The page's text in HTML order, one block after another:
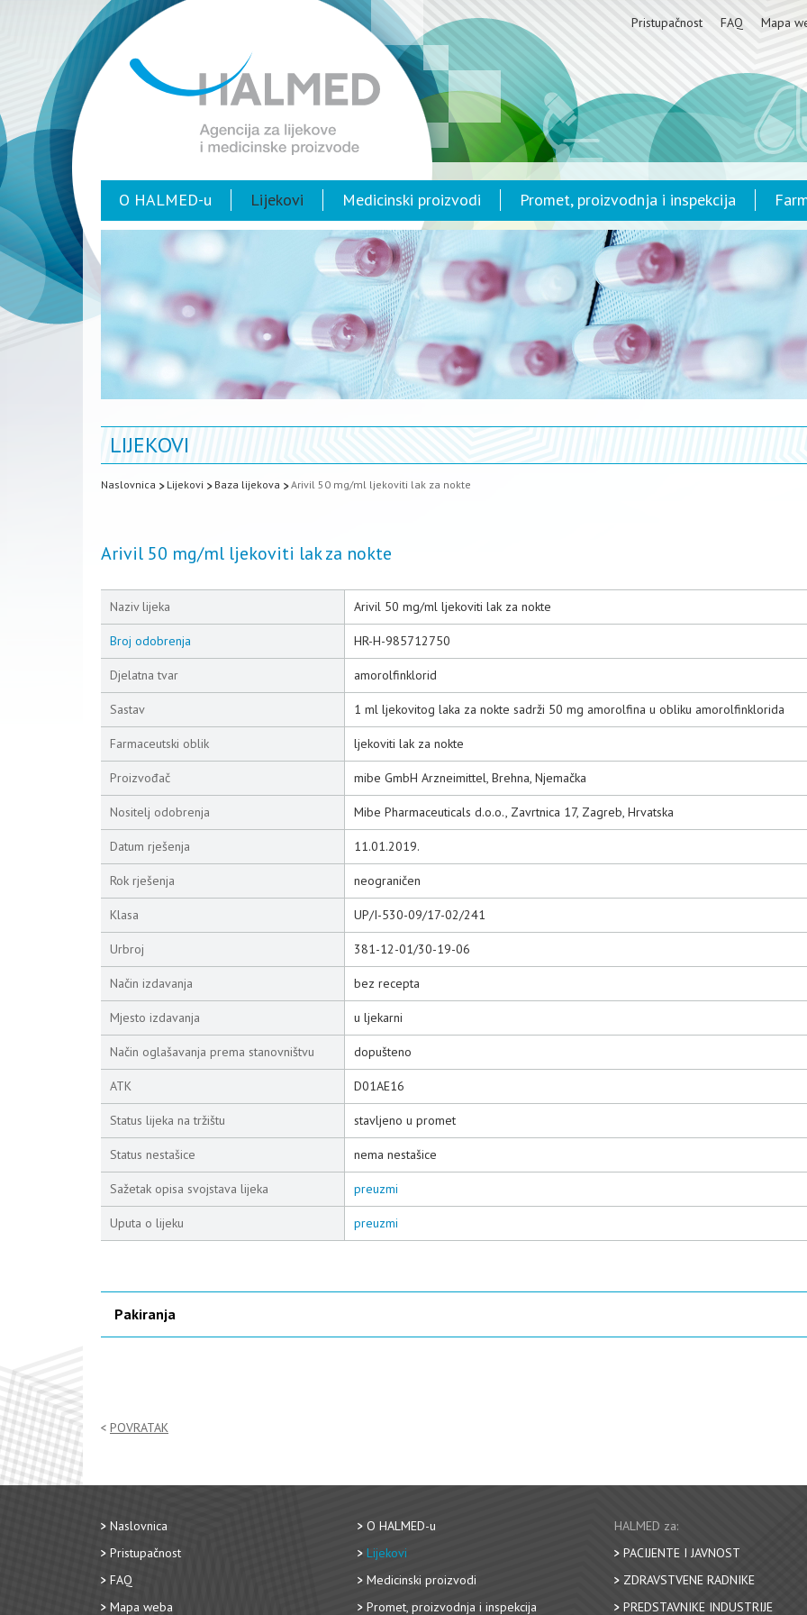
Pristupačnost FAQ Mapa
O HALMED-u Lijekovi Medicinski proizvodi Promet, proizvodnja i inspekcija
LIJEKOVI
Naslovnica Lijekovi Baza lijekova Arivil 50 mg/ml ljekoviti lak za nokte
Arivil 50 mg/ml ljekoviti lak za nokte
Naziv lijeka Arivil 50 mg/ml ljekoviti lak za nokte
Broj odobrenja HR-H-985712750
Djelatna tvar amorolfinklorid
Sastav 1 ml ljekovitog laka za nokte sadrži 50 mg amorolfina u obliku amorolfinklorida
Farmaceutski oblik ljekoviti lak za nokte
Proizvođač mibe GmbH Arzneimittel, Brehna, Njemačka
Nositelj odobrenja Mibe Pharmaceuticals d.o.o., Zavrtnica 17, Zagreb, Hrvatska
Datum rješenja 11.01.2019.
Rok rješenja neograničen
Klasa UP/I-530-09/17-02/241
Urbroj 381-12-01/30-19-06
Način izdavanja bez recepta
Mjesto izdavanja u ljekarni
Način oglašavanja prema stanovništvu dopušteno
ATK D01AE16
Status lijeka na tržištu stavljeno u promet
Status nestašice nema nestašice
Sažetak opisa svojstava lijeka preuzmi
Uputa o lijeku preuzmi
Pakiranja
POVRATAK
Naslovnica
Pristupačnost
FAQ
Mapa weba
O HALMED-u
Lijekovi
Medicinski proizvodi
Promet, proizvodnja i inspekcija
HALMED za:
PACIJENTE I JAVNOST
ZDRAVSTVENE RADNIKE
PREDSTAVNIKE INDUSTRIJE